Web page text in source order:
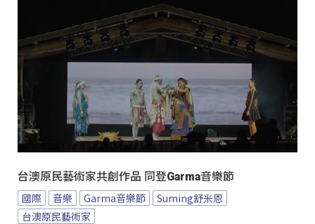
台澳原民藝術家共創作品 同登Garma音樂節
國際 音樂 Garma音樂節
Suming舒米恩
台澳原民藝術家